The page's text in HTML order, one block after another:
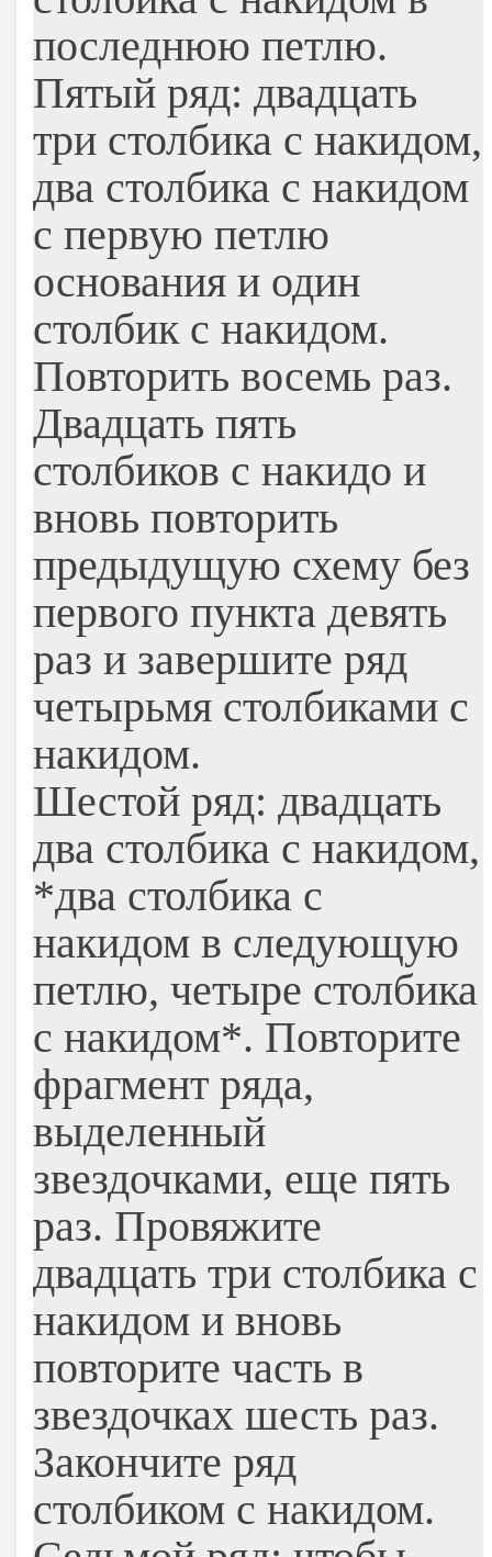
последнюю петлю.
Пятый ряд: двадцать
три столбика с накидом,
два столбика с накидом
с первую петлю
основания и один
столбик с накидом.
Повторить восемь раз.
Двадцать пять
столбиков с накидо и
вновь повторить
предыдущую схему без
первого пункта девять
раз и завершите ряд
четырьмя столбиками с
накидом.
Шестой ряд: двадцать
два столбика с накидом,
*два столбика с
накидом в следующую
петлю, четыре столбика
с накидом*. Повторите
фрагмент ряда,
выделенный
звездочками, еще пять
раз. Провяжите
двадцать три столбика с
накидом и вновь
повторите часть в
звездочках шесть раз.
Закончите ряд
столбиком с накидом.